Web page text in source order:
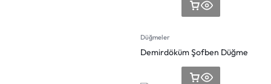
Düğmeler
Demirdöküm Şofben Düğme